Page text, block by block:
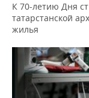
К 70-летию Дня
татарстанской
жилья